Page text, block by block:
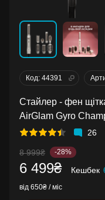
Код: 44391
Стайлер - фен
AirGlam Gyro
26
8 999₴ -28%
6 499₴ Кешбек
від 650₴ / міс